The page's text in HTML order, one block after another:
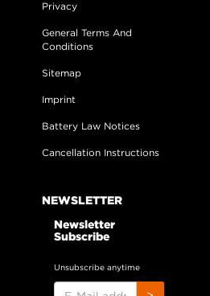
Privacy
General Terms And
Conditions
Sitemap
Imprint
Battery Law Notices
Cancellation Instructions
NEWSLETTER
Newsletter
Subscribe
Unsubscribe anytime